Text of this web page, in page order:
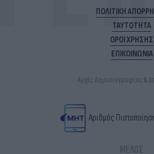
ΠΟΛΙΤΙΚΗ
ΤΑΥΤΟΤΗΤΑ
ΟΡΟΙ ΧΡΗΣΗΣ
ΕΠΙΚΟΙΝΩΝΙΑ
Αρχές Δημοσιογραφίας &
Αριθμός
ΜΕΛΟΣ